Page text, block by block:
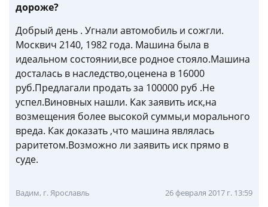
дороже?
Добрый день . Угнали автомобиль и сожгли.
Москвич 2140, 1982 года. Машина была в
идеальном состоянии,все родное стояло.Машина
досталась в наследство,оценена в 16000
руб.Предлагали продать за 100000 руб .Не
успел.Виновных нашли. Как заявить иск,на
возмещения более высокой суммы,и морального
вреда. Как доказать ,что машина являлась
раритетом.Возможно ли заявить иск прямо в
суде.
Вадим, г. Ярославль 26 февраля 2017 г. 13:59